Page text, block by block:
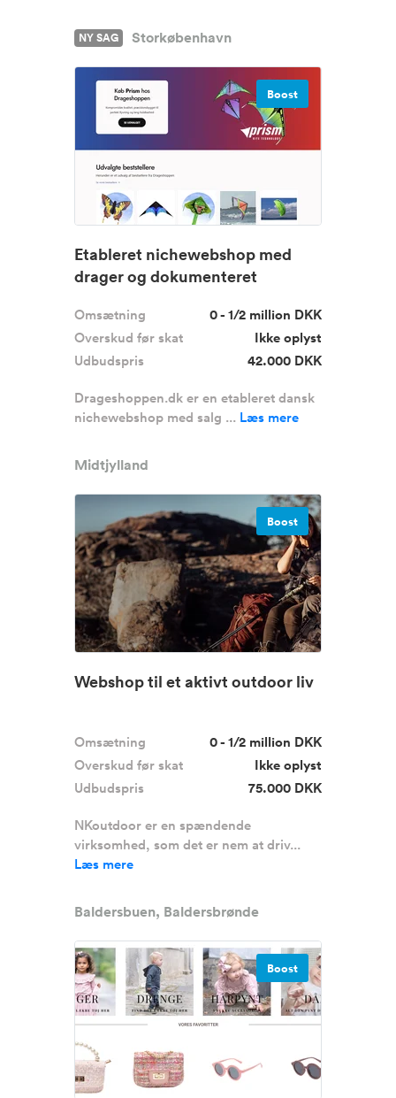
NY SAG Storkøbenhavn
Boost
Etableret nichewebshop med
drager og dokumenteret
Omsætning
0 - 1/2 million DKK
Overskud før skat
Ikke oplyst
Udbudspris
42.000 DKK
Drageshoppen.dk er en etableret dansk
nichewebshop med salg ... Læs mere
Midtjylland
Boost
Webshop til et aktivt outdoor liv
Omsætning
0 - 1/2 million DKK
Overskud før skat
Ikke oplyst
Udbudspris
75.000 DKK
NKoutdoor er en spændende
virksomhed, som det er nem at driv...
Læs mere
Baldersbuen, Baldersbrønde
Boost